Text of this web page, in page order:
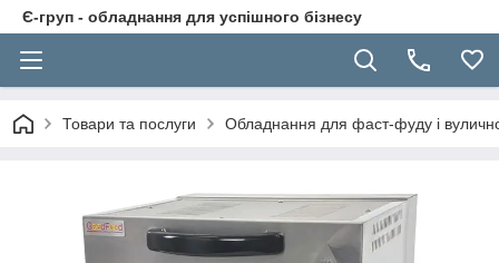
Є-груп - обладнання для успішного бізнесу
Товари та послуги Обладнання для фаст-фуду і